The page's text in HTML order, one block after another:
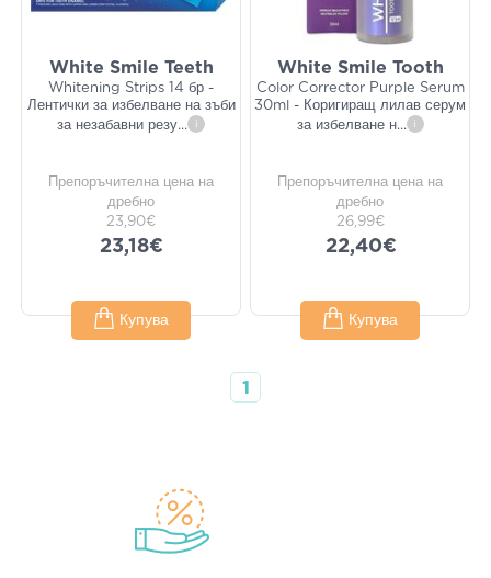
White Smile Teeth
Whitening Strips 14 бр -
Лентички за избелване на зъби
за незабавни резу... i
Препоръчителна цена на
дребно
23,90€
23,18€
Купува
White Smile Tooth
Color Corrector Purple Serum
30ml - Коригиращ лилав серум
за избелване н... i
Препоръчителна цена на
дребно
26,99€
22,40€
Купува
1